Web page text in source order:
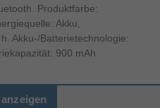
Produktfarbe:
Akku,
Akku-/Batterietechnologie:
900 mAh